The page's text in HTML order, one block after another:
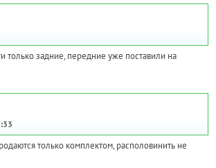
только задние, передние уже поставили на
только комплектом, располовинить не